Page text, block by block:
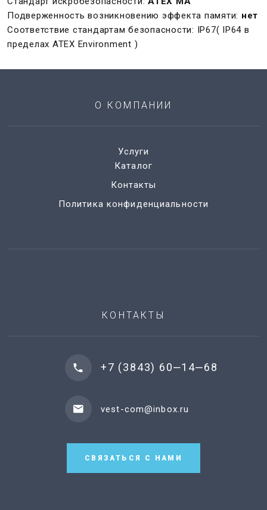
Подверженность возникновению эффекта памяти: нет
Соответствие стандартам безопасности: IP67( IP64 в
пределах ATEX Environment )
О КОМПАНИИ
Услуги
Каталог
Контакты
Политика конфиденциальности
КОНТАКТЫ
+7 (3843) 60‒14‒68
vest-com@inbox.ru
СВЯЗАТЬСЯ С НАМИ